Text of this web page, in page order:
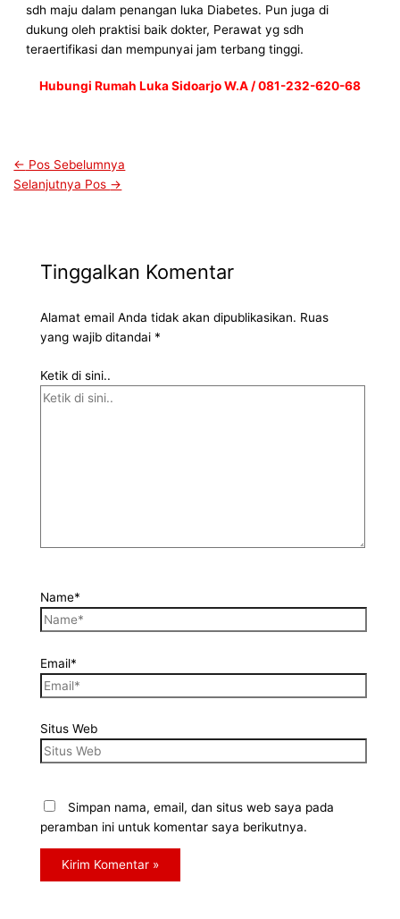
sdh maju dalam penangan luka Diabetes. Pun juga di
dukung oleh praktisi baik dokter, Perawat yg sdh
teraertifikasi dan mempunyai jam terbang tinggi.
Hubungi Rumah Luka Sidoarjo W.A / 081-232-620-68
← Pos Sebelumnya
Selanjutnya Pos →
Tinggalkan Komentar
Alamat email Anda tidak akan dipublikasikan. Ruas
yang wajib ditandai *
Ketik di sini..
Name*
Email*
Situs Web
Simpan nama, email, dan situs web saya pada
peramban ini untuk komentar saya berikutnya.